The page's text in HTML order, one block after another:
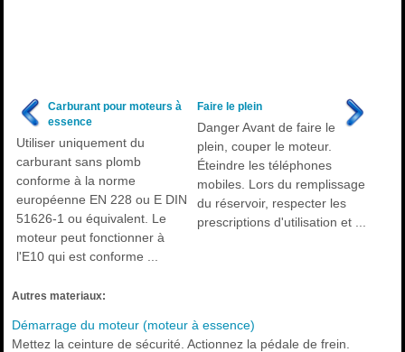
Carburant pour moteurs à
essence
Utiliser uniquement du
carburant sans plomb
conforme à la norme
européenne EN 228 ou E DIN
51626-1 ou équivalent. Le
moteur peut fonctionner à
l'E10 qui est conforme ...
Faire le plein
Danger Avant de faire le
plein, couper le moteur.
Éteindre les téléphones
mobiles. Lors du remplissage
du réservoir, respecter les
prescriptions d'utilisation et ...
Autres materiaux:
Démarrage du moteur (moteur à essence)
Mettez la ceinture de sécurité. Actionnez la pédale de frein.